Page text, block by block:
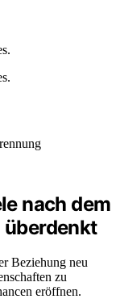
nach dem
überdenkt
Beziehung neu
zu
eröffnen.